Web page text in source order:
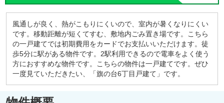
風通しが良く、熱がこもりにくいので、室内が暑くなりにくい
です。移動距離が短くてすむ、敷地内ごみ置き場です。こちら
の一戸建てでは初期費用をカードでお支払いいただけます。徒
歩5分に駅がある物件です。2駅利用できるので電車をよく使う
方におすすめな物件です。こちらの物件は一戸建てです。ぜひ
一度見ていただきたい、「旗の台6丁目戸建て」です。